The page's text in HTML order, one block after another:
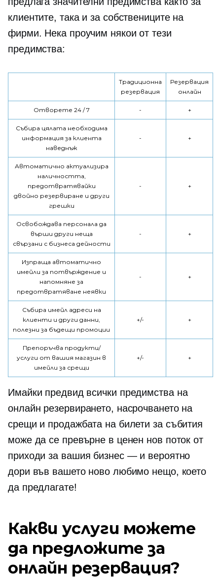
клиентите, така и за собствениците на
фирми. Нека проучим някои от тези
предимства:
Традиционна
резервация
Резервация
онлайн
Отворете 24 / 7 - +
Събира цялата необходима
информация за клиента
наведнъж
- +
Автоматично актуализира
наличността,
предотвратявайки
двойно резервиране и други
грешки
- +
Освобождава персонала да
върши други неща
свързани с бизнеса дейности
- +
Изпраща автоматично
имейли за потвърждение и
напомняне за
предотвратяване неявки
- +
Събира имейл адреси на
клиенти и други данни,
полезни за бъдещи промоции
+/- +
Препоръчва продукти/
услуги от вашия магазин в
имейли за срещи
+/- +
Имайки предвид всички предимства на
онлайн резервирането, насрочването на
срещи и продажбата на билети за събития
може да се превърне в ценен нов поток от
приходи за вашия бизнес — и вероятно
дори във вашето ново любимо нещо, което
да предлагате!
Какви услуги можете
да предложите за
онлайн резервация?